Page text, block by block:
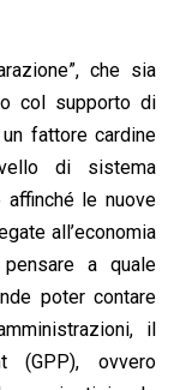
che sia
col supporto di
fattore cardine
di sistema
affinché le nuove
all’economia
a quale
poter contare
il
(GPP), ovvero